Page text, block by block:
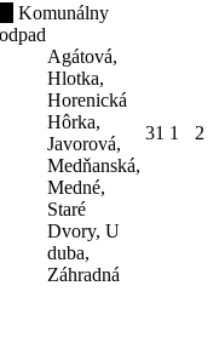
Komunálny
odpad
Agátová,
Hlotka,
Horenická
Hôrka,
Javorová,
Medňanská,
Medné,
Staré
Dvory, U
duba,
Záhradná
31 1 2